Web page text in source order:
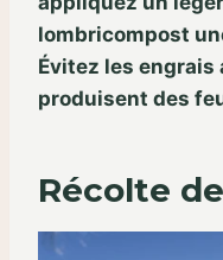
lombricompost
Évitez les
produisent des
Récolte